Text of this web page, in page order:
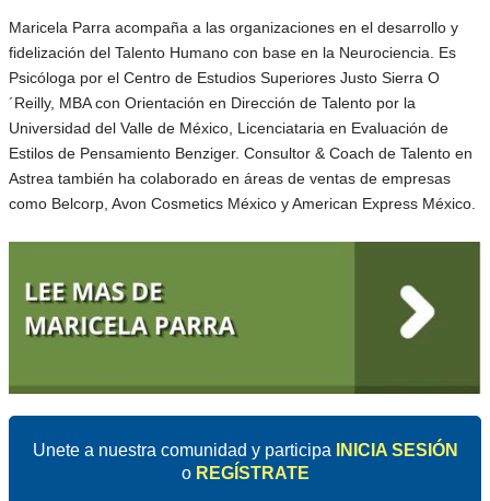
Maricela Parra acompaña a las organizaciones en el desarrollo y
fidelización del Talento Humano con base en la Neurociencia. Es
Psicóloga por el Centro de Estudios Superiores Justo Sierra O
´Reilly, MBA con Orientación en Dirección de Talento por la
Universidad del Valle de México, Licenciataria en Evaluación de
Estilos de Pensamiento Benziger. Consultor & Coach de Talento en
Astrea también ha colaborado en áreas de ventas de empresas
como Belcorp, Avon Cosmetics México y American Express México.
Unete a nuestra comunidad y participa
INICIA SESIÓN
o REGÍSTRATE